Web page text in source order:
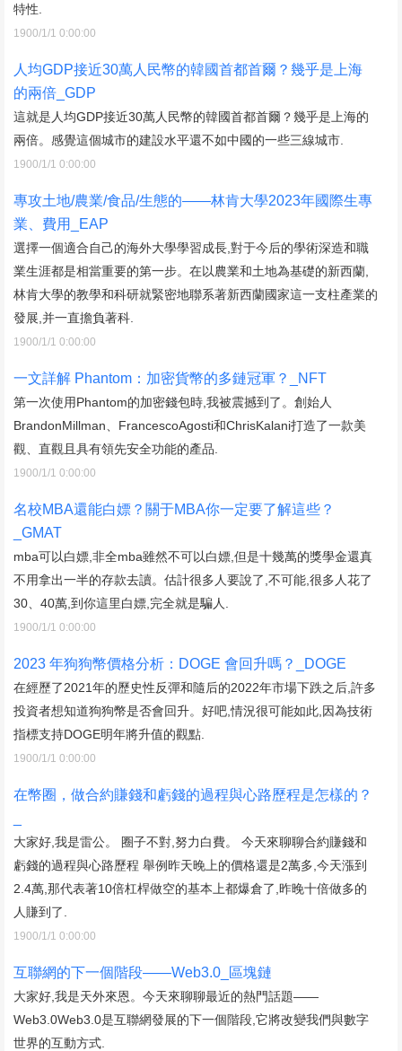
特性.
1900/1/1 0:00:00
人均GDP接近30萬人民幣的韓國首都首爾？幾乎是上海
的兩倍_GDP
這就是人均GDP接近30萬人民幣的韓國首都首爾？幾乎是上海的
兩倍。感覺這個城市的建設水平還不如中國的一些三線城市.
1900/1/1 0:00:00
專攻土地/農業/食品/生態的——林肯大學2023年國際生專
業、費用_EAP
選擇一個適合自己的海外大學學習成長,對于今后的學術深造和職
業生涯都是相當重要的第一步。在以農業和土地為基礎的新西蘭,
林肯大學的教學和科研就緊密地聯系著新西蘭國家這一支柱產業的
發展,并一直擔負著科.
1900/1/1 0:00:00
一文詳解 Phantom：加密貨幣的多鏈冠軍？_NFT
第一次使用Phantom的加密錢包時,我被震撼到了。創始人
BrandonMillman、FrancescoAgosti和ChrisKalani打造了一款美
觀、直觀且具有領先安全功能的產品.
1900/1/1 0:00:00
名校MBA還能白嫖？關于MBA你一定要了解這些？
_GMAT
mba可以白嫖,非全mba雖然不可以白嫖,但是十幾萬的獎學金還真
不用拿出一半的存款去讀。估計很多人要說了,不可能,很多人花了
30、40萬,到你這里白嫖,完全就是騙人.
1900/1/1 0:00:00
2023 年狗狗幣價格分析：DOGE 會回升嗎？_DOGE
在經歷了2021年的歷史性反彈和隨后的2022年市場下跌之后,許多
投資者想知道狗狗幣是否會回升。好吧,情況很可能如此,因為技術
指標支持DOGE明年將升值的觀點.
1900/1/1 0:00:00
在幣圈，做合約賺錢和虧錢的過程與心路歷程是怎樣的？
大家好,我是雷公。 圈子不對,努力白費。 今天來聊聊合約賺錢和
虧錢的過程與心路歷程 舉例昨天晚上的價格還是2萬多,今天漲到
2.4萬,那代表著10倍杠桿做空的基本上都爆倉了,昨晚十倍做多的
人賺到了.
1900/1/1 0:00:00
互聯網的下一個階段——Web3.0_區塊鏈
大家好,我是天外來恩。今天來聊聊最近的熱門話題——
Web3.0Web3.0是互聯網發展的下一個階段,它將改變我們與數字
世界的互動方式.